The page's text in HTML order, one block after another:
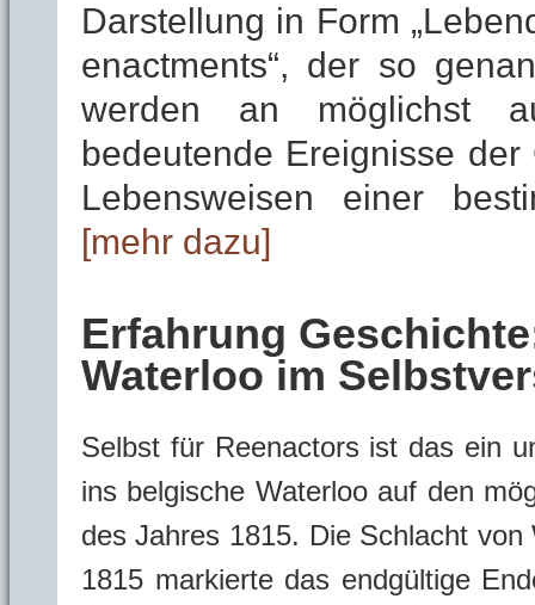
Darstellung in Form
enactments“, der so
werden an möglichst
bedeutende Ereignisse
Lebensweisen einer
[mehr dazu]
Erfahrung
Waterloo im
Selbst für Reenactors ist das ein
ins belgische Waterloo auf den
des Jahres 1815. Die Schlacht
1815 markierte das endgültige